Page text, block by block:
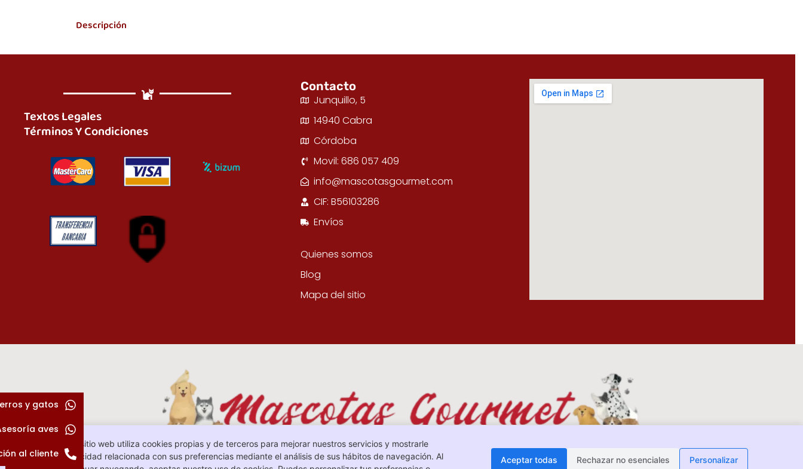
Descripción
Este sitio web utiliza cookies propias y de terceros para mejorar nuestros servicios y mostrarle
publicidad relacionada con sus preferencias mediante el análisis de sus hábitos de navegación. Al
Aceptar todas Rechazar no esenciales Personalizar
Textos Legales
Términos Y Condiciones
Contacto
Junquillo, 5
14940 Cabra
Córdoba
Movil: 686 057 409
info@mascotasgourmet.com
CIF: B56103286
Envíos
Quienes somos
Blog
Mapa del sitio
y gatos
aves
al cliente